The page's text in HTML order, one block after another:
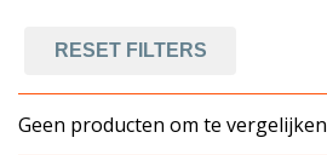
RESET FILTERS
Geen producten om te vergelijken